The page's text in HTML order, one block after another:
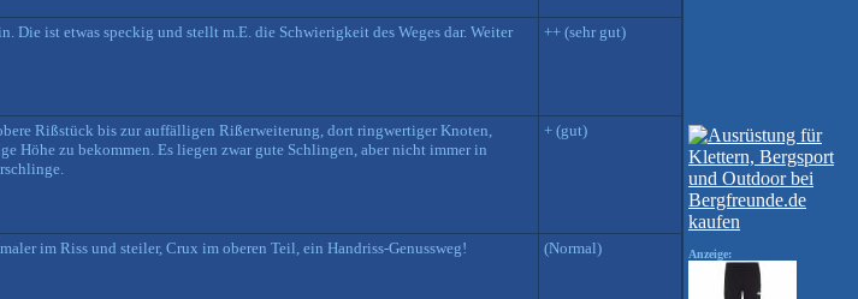
Die ist etwas speckig und stellt m.E. die Schwierigkeit des Weges dar. Weiter
++ (sehr gut)
Rißstück bis zur auffälligen Rißerweiterung, dort ringwertiger Knoten,
Höhe zu bekommen. Es liegen zwar gute Schlingen, aber nicht immer in
+ (gut)
im Riss und steiler, Crux im oberen Teil, ein Handriss-Genussweg! (Normal) Anzeige: